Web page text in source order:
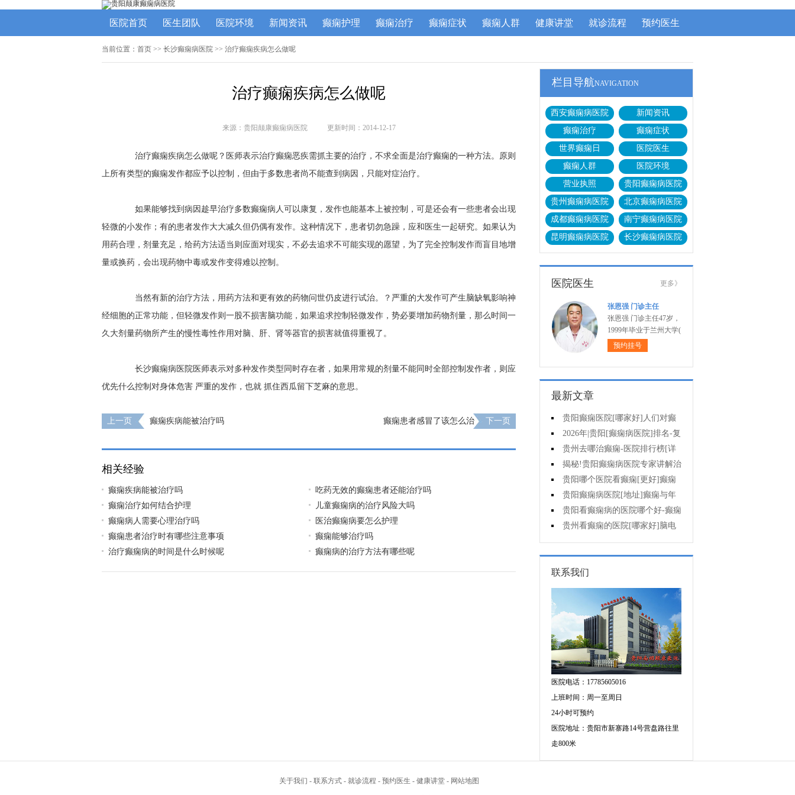
医院首页 医生团队 医院环境 新闻资讯 癫痫护理 癫痫治疗 癫痫症状 癫痫人群 健康讲堂 就诊流程 预约医生
当前位置： 首页 >> 长沙癫痫病医院 >> 治疗癫痫疾病怎么做呢
治疗癫痫疾病怎么做呢
来源：贵阳颠康癫痫病医院 更新时间：2014-12-17
治疗癫痫疾病怎么做呢？医师表示治疗癫痫恶疾需抓主要的治疗，不求全面是治疗癫痫的一种方法。原则
上所有类型的癫痫发作都应予以控制，但由于多数患者尚不能查到病因，只能对症治疗。
如果能够找到病因趁早治疗多数癫痫病人可以康复，发作也能基本上被控制，可是还会有一些患者会出现
轻微的小发作；有的患者发作大大减久但仍偶有发作。这种情况下，患者切勿急躁，应和医生一起研究。如果认为
用药合理，剂量充足，给药方法适当则应面对现实，不必去追求不可能实现的愿望，为了完全控制发作而盲目地增
量或换药，会出现药物中毒或发作变得难以控制。
当然有新的治疗方法，用药方法和更有效的药物问世仍皮进行试治。？严重的大发作可产生脑缺氧影响神
经细胞的正常功能，但轻微发作则一股不损害脑功能，如果追求控制轻微发作，势必要增加药物剂量，那么时间一
久大剂量药物所产生的慢性毒性作用对脑、肝、肾等器官的损害就值得重视了。
长沙癫痫病医院医师表示对多种发作类型同时存在者，如果用常规的剂量不能同时全部控制发作者，则应
优先什么控制对身体危害 严重的发作，也就 抓住西瓜留下芝麻的意思。
上一页 癫痫疾病能被治疗吗 癫痫患者感冒了该怎么治 下一页
相关经验
癫痫疾病能被治疗吗
吃药无效的癫痫患者还能治疗吗
癫痫治疗如何结合护理
儿童癫痫病的治疗风险大吗
癫痫病人需要心理治疗吗
医治癫痫病要怎么护理
癫痫患者治疗时有哪些注意事项
癫痫能够治疗吗
治疗癫痫病的时间是什么时候呢
癫痫病的治疗方法有哪些呢
栏目导航NAVIGATION
西安癫痫病医院
新闻资讯
癫痫治疗
癫痫症状
世界癫痫日
医院医生
癫痫人群
医院环境
营业执照
贵阳癫痫病医院
贵州癫痫病医院
北京癫痫病医院
成都癫痫病医院
南宁癫痫病医院
昆明癫痫病医院
长沙癫痫病医院
医院医生 更多》
张恩强 门诊主任
张恩强 门诊主任47岁，
1999年毕业于兰州大学(
预约挂号
最新文章
贵阳癫痫医院[哪家好]人们对癫
痫的认识会出现哪些误区?
2026年|贵阳[癫痫病医院]排名-复
杂癫痫的早期症状是什么?
贵州去哪治癫痫-医院排行榜[详
细排名]癫痫对孩子有哪些影响?
揭秘!贵阳癫痫病医院专家讲解治
疗癫痫的有效方法有哪些?
贵阳哪个医院看癫痫[更好]癫痫
大发作有哪些症状?
贵阳癫痫病医院[地址]癫痫与年
龄有关吗?
贵阳看癫痫病的医院哪个好-癫痫
病发能强行喂药吗?
贵州看癫痫的医院[哪家好]脑电
图异常原因是什么?
联系我们
医院电话：17785605016
上班时间：周一至周日
24小时可预约
医院地址：贵阳市新寨路14号营盘路往里
走800米
关于我们 - 联系方式 - 就诊流程 - 预约医生 - 健康讲堂 - 网站地图